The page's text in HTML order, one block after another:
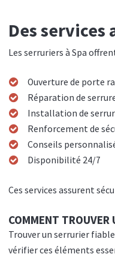
Des services
Les serruriers à Spa
Ouverture de porte
Réparation de
Installation de
Renforcement de
Conseils
Disponibilité 24/7
Ces services assurent
COMMENT TROUVER
Trouver un serrurier
vérifier ces éléments